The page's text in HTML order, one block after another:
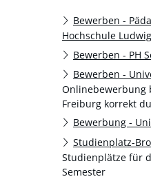
Bewerben -
Hochschule
Bewerben - PH
Bewerben -
Onlinebewerbung
Freiburg korrekt
Bewerbung -
Studienplatz-
Studienplätze für
Semester